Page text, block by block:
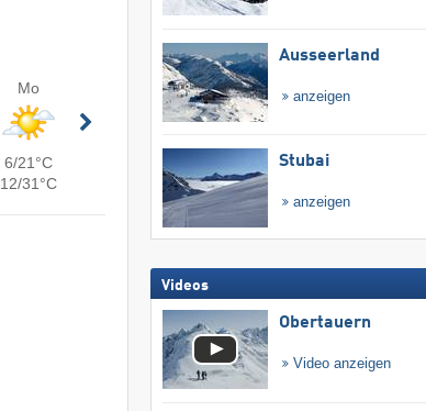
Mo
6/21°C
12/31°C
Ausseerland
anzeigen
Stubai
anzeigen
Videos
Obertauern
Video anzeigen